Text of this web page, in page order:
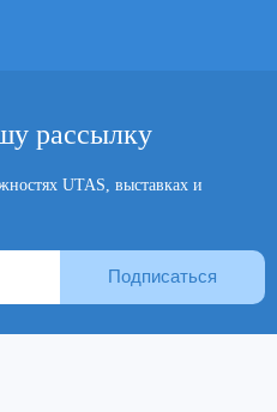
рассылку
UTAS, выставках и
Подписаться